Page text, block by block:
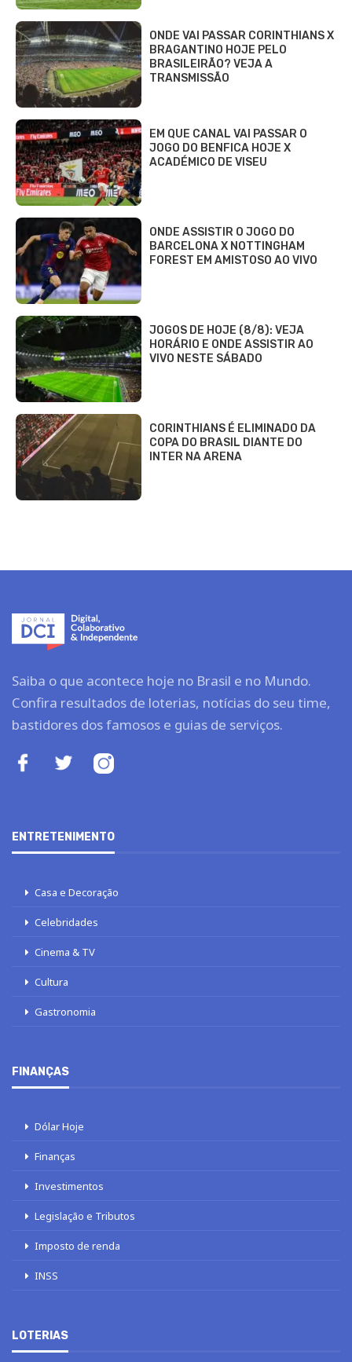
ONDE VAI PASSAR CORINTHIANS X
BRAGANTINO HOJE PELO
BRASILEIRÃO? VEJA A
TRANSMISSÃO
EM QUE CANAL VAI PASSAR O
JOGO DO BENFICA HOJE X
ACADÉMICO DE VISEU
ONDE ASSISTIR O JOGO DO
BARCELONA X NOTTINGHAM
FOREST EM AMISTOSO AO VIVO
JOGOS DE HOJE (8/8): VEJA
HORÁRIO E ONDE ASSISTIR AO
VIVO NESTE SÁBADO
CORINTHIANS É ELIMINADO DA
COPA DO BRASIL DIANTE DO
INTER NA ARENA
Saiba o que acontece hoje no Brasil e no Mundo.
Confira resultados de loterias, notícias do seu time,
bastidores dos famosos e guias de serviços.
ENTRETENIMENTO
Casa e Decoração
Celebridades
Cinema & TV
Cultura
Gastronomia
FINANÇAS
Dólar Hoje
Finanças
Investimentos
Legislação e Tributos
Imposto de renda
INSS
LOTERIAS